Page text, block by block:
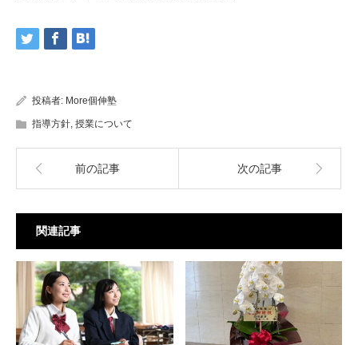
投稿者: More個伸塾
指導方針, 授業について
前の記事 次の記事
関連記事